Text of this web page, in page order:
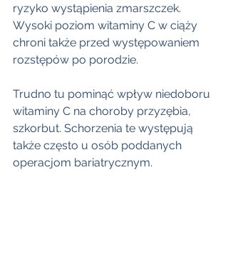
ryzyko wystąpienia zmarszczek.
Wysoki poziom witaminy C w ciąży
chroni także przed występowaniem
rozstępów po porodzie.
Trudno tu pominąć wpływ niedoboru
witaminy C na choroby przyzębia,
szkorbut. Schorzenia te występują
także często u osób poddanych
operacjom bariatrycznym.